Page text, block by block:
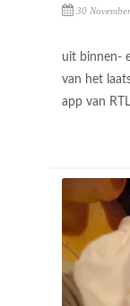
30
uit binnen-
van het
app van